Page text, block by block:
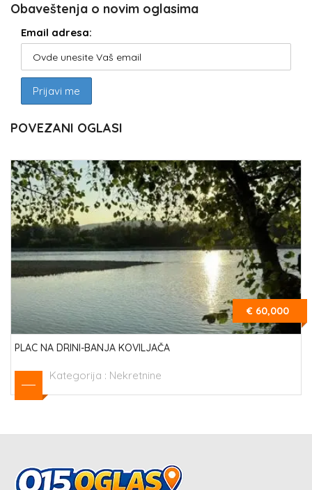
Obaveštenja o novim oglasima
Email adresa:
POVEZANI OGLASI
€ 60,000
PLAC NA DRINI-BANJA KOVILJAČA
Kategorija : Nekretnine